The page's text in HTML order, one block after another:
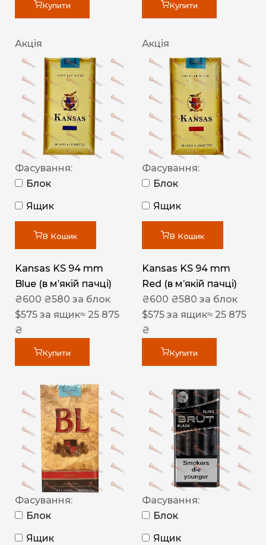
Купити Купити
Акція
Фасування:
Блок
Ящик
В Кошик
Kansas KS 94 mm
Blue (в мʼякій пачці)
₴600 ₴580 за блок
$575 за ящик≈ 25 875
₴
Купити
Акція
Фасування:
Блок
Ящик
В Кошик
Kansas KS 94 mm
Red (в мʼякій пачці)
₴600 ₴580 за блок
$575 за ящик≈ 25 875
₴
Купити
Фасування:
Блок
Ящик
Фасування:
Блок
Ящик